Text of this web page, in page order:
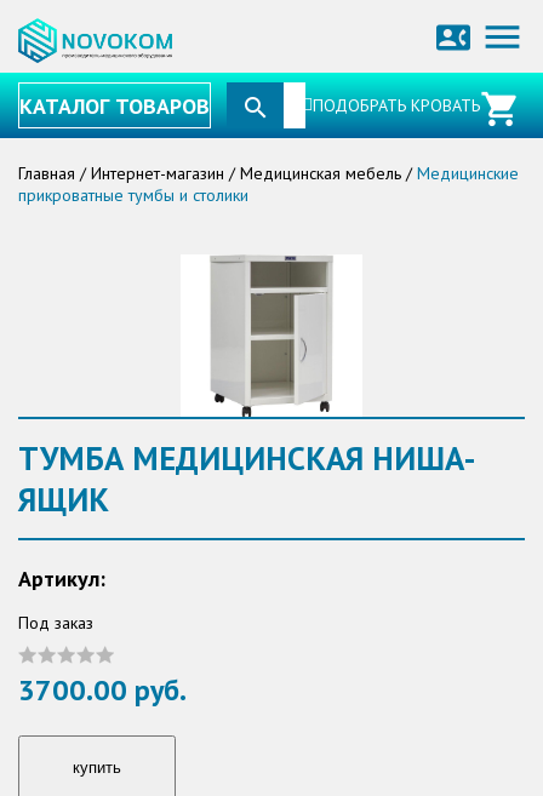
menu
contact_phone
КАТАЛОГ ТОВАРОВ ПОДОБРАТЬ КРОВАТЬ
Главная / Интернет-магазин / Медицинская мебель / Медицинские
прикроватные тумбы и столики
ТУМБА МЕДИЦИНСКАЯ НИША-
ЯЩИК
Артикул:
Под заказ
3700.00 руб.